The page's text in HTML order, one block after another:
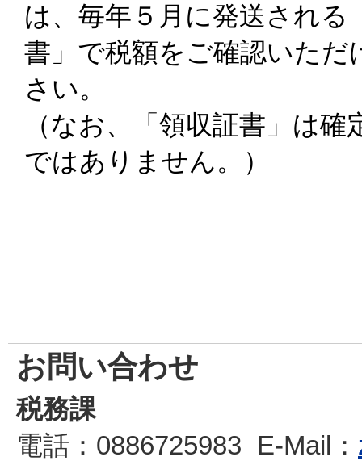
は、毎年５月に発送される
書」で税額をご確認いた
さい。
（なお、「領収証書」は
ではありません。）
お問い合わせ
税務課
電話 ：0886725983 E-Mail ：